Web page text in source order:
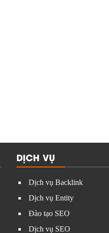
DỊCH VỤ
Dịch vụ Backlink
Dịch vụ Entity
Đào tạo SEO
Dịch vụ SEO